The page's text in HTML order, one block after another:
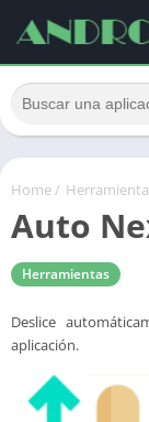
Home/
Auto
Herramientas
Deslice
aplicación.